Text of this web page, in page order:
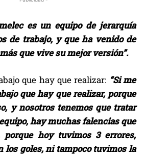
es un equipo de jerarquía
de trabajo, y que ha venido de
que vive su mejor versión”.
que hay que realizar: “Si me
que hay que realizar, porque
y nosotros tenemos que tratar
hay muchas falencias que
porque hoy tuvimos 3 errores,
los goles, ni tampoco tuvimos la